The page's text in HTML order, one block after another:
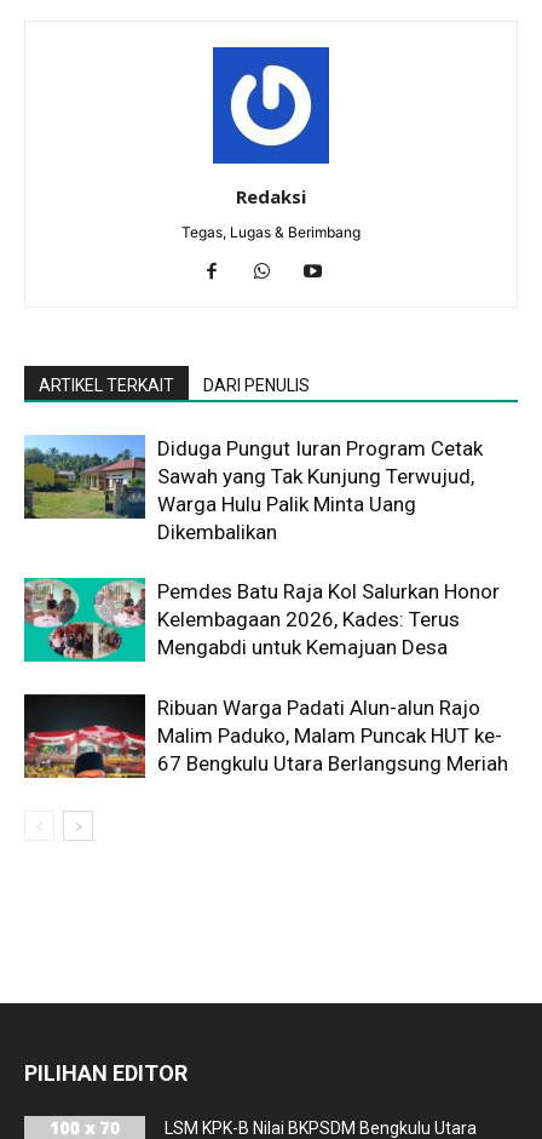
Redaksi
Tegas, Lugas & Berimbang
ARTIKEL TERKAIT DARI PENULIS
Diduga Pungut Iuran Program Cetak
Sawah yang Tak Kunjung Terwujud,
Warga Hulu Palik Minta Uang
Dikembalikan
Pemdes Batu Raja Kol Salurkan Honor
Kelembagaan 2026, Kades: Terus
Mengabdi untuk Kemajuan Desa
Ribuan Warga Padati Alun-alun Rajo
Malim Paduko, Malam Puncak HUT ke-
67 Bengkulu Utara Berlangsung Meriah
PILIHAN EDITOR
LSM KPK-B Nilai BKPSDM Bengkulu Utara